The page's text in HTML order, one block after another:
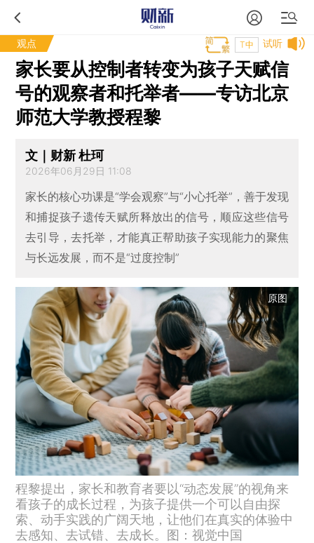
观点 试听
T中
家长要从控制者转变为孩子天赋信
号的观察者和托举者——专访北京
师范大学教授程黎
文｜财新 杜珂
2026年06月29日 11:08
家长的核心功课是“学会观察”与“小心托举”，善于发现
和捕捉孩子遗传天赋所释放出的信号，顺应这些信号
去引导，去托举，才能真正帮助孩子实现能力的聚焦
与长远发展，而不是“过度控制”
原图
程黎提出，家长和教育者要以“动态发展”的视角来
看孩子的成长过程，为孩子提供一个可以自由探
索、动手实践的广阔天地，让他们在真实的体验中
去感知、去试错、去成长。图：视觉中国